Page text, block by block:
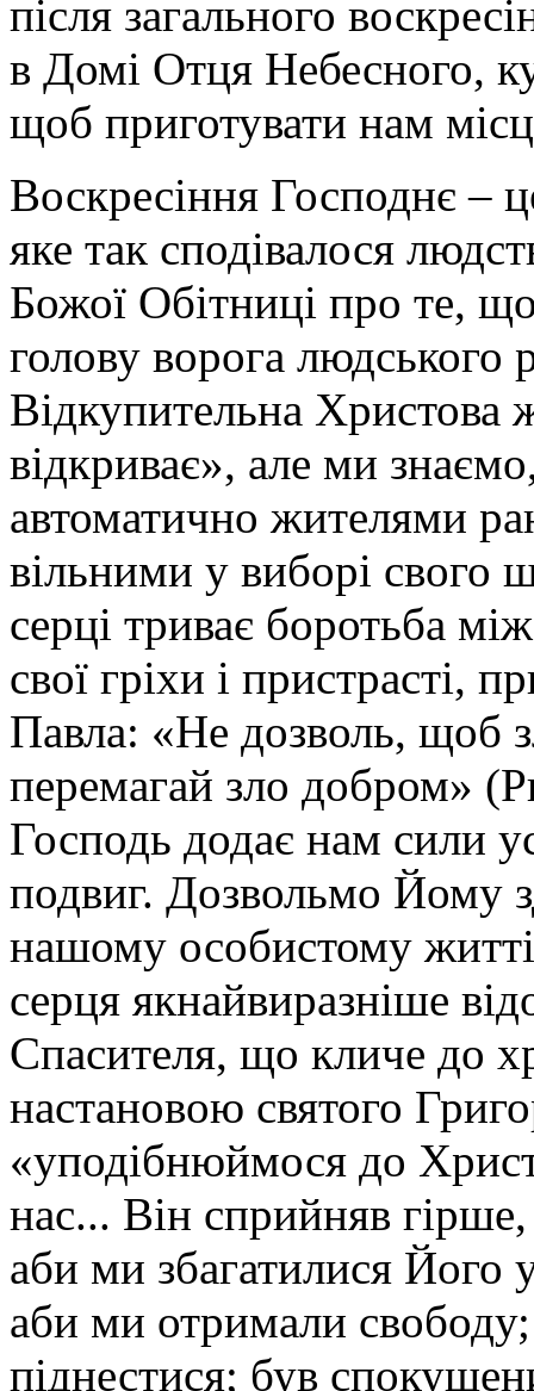
після загального
в Домі Отця Небесного,
щоб приготувати нам
Воскресіння Господнє –
яке так сподівалося
Божої Обітниці про те,
голову ворога
Відкупительна Христова
відкриває», але ми
автоматично жителями
вільними у виборі
серці триває боротьба
свої гріхи і пристрасті,
Павла: «Не дозволь, щоб
перемагай зло добром»
Господь додає нам сили
подвиг. Дозвольмо Йому
нашому особистому
серця якнайвиразніше
Спасителя, що кличе до
настановою святого
«уподібнюймося до
нас... Він сприйняв
аби ми збагатилися Його
аби ми отримали
піднестися; був